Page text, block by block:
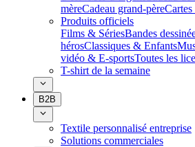
mèreCadeau grand-pèreCartes
Produits officiels
Films & SériesBandes
hérosClassiques & Enfants
vidéo & E-sportsToutes les
T-shirt de la semaine
B2B
Textile personnalisé entreprise
Solutions commerciales